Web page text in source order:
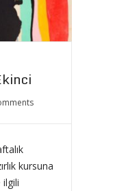
kursuna
ilgili